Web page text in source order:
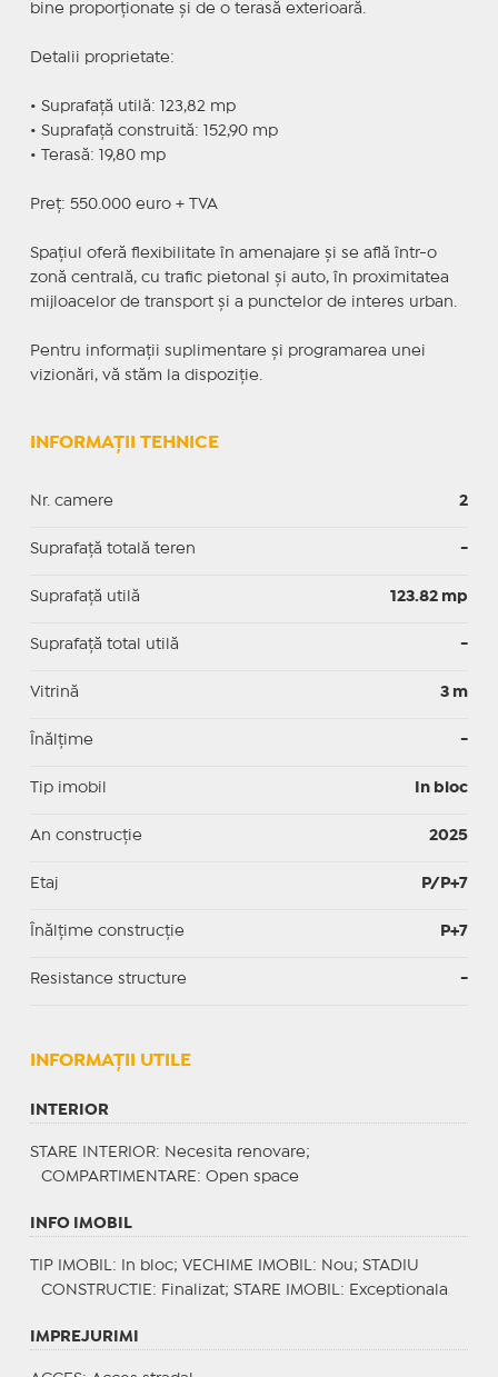
bine proporționate și de o terasă exterioară.
Detalii proprietate:
• Suprafață utilă: 123,82 mp
• Suprafață construită: 152,90 mp
• Terasă: 19,80 mp
Preț: 550.000 euro + TVA
Spațiul oferă flexibilitate în amenajare și se află într-o
zonă centrală, cu trafic pietonal și auto, în proximitatea
mijloacelor de transport și a punctelor de interes urban.
Pentru informații suplimentare și programarea unei
vizionări, vă stăm la dispoziție.
INFORMAȚII TEHNICE
Nr. camere 2
Suprafață totală teren -
Suprafaţă utilă 123.82 mp
Suprafaţă total utilă -
Vitrină 3 m
Înălțime -
Tip imobil In bloc
An construcție 2025
Etaj P/P+7
Înălțime construcție P+7
Resistance structure -
INFORMAŢII UTILE
INTERIOR
STARE INTERIOR: Necesita renovare;
COMPARTIMENTARE : Open space
INFO IMOBIL
TIP IMOBIL : In bloc; VECHIME IMOBIL : Nou; STADIU
CONSTRUCTIE : Finalizat; STARE IMOBIL : Exceptionala
IMPREJURIMI